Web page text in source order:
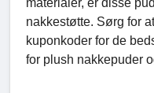
nakkestøtte. Sørg for
kuponkoder for de
for plush nakkepuder